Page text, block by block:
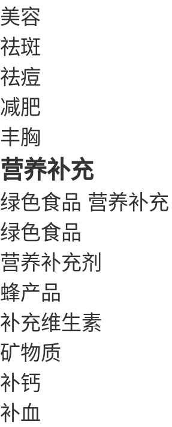
美容
祛斑
祛痘
减肥
丰胸
营养补充
绿色食品 营养补充
绿色食品
营养补充剂
蜂产品
补充维生素
矿物质
补钙
补血